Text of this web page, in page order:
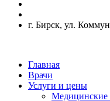
г. Бирск, ул.
Главная
Врачи
Услуги и цены
Медицинские